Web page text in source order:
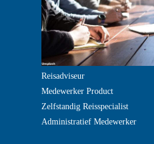
Reisadviseur
Medewerker Product
Zelfstandig Reisspecialist
Administratief Medewerker